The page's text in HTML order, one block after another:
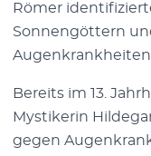
Römer
Sonnengöttern
Bereits im 13.
Mystikerin
gegen